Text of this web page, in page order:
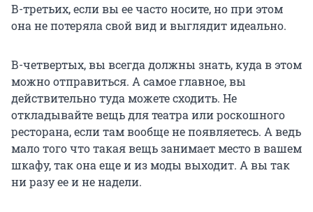
В-третьих, если вы ее часто носите, но при этом
она не потеряла свой вид и выглядит идеально.
В-четвертых, вы всегда должны знать, куда в этом
можно отправиться. А самое главное, вы
действительно туда можете сходить. Не
откладывайте вещь для театра или роскошного
ресторана, если там вообще не появляетесь. А ведь
мало того что такая вещь занимает место в вашем
шкафу, так она еще и из моды выходит. А вы так
ни разу ее и не надели.